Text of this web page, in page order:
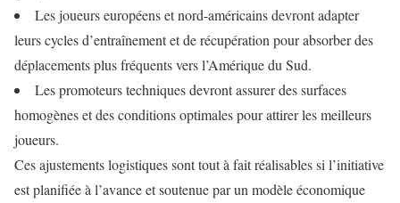
Les joueurs européens et nord-américains devront adapter
leurs cycles d’entraînement et de récupération pour absorber des
déplacements plus fréquents vers l’Amérique du Sud.
Les promoteurs techniques devront assurer des surfaces
homogènes et des conditions optimales pour attirer les meilleurs
joueurs.
Ces ajustements logistiques sont tout à fait réalisables si l’initiative
est planifiée à l’avance et soutenue par un modèle économique